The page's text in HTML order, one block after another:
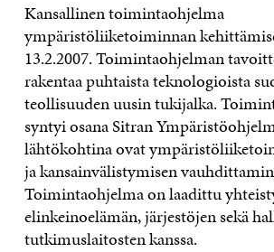
Kansallinen toimintaohjelma
ympäristöliiketoiminnan
13.2.2007. Toimintaohjelman
rakentaa puhtaista teknologioista
teollisuuden uusin tukijalka.
syntyi osana Sitran
lähtökohtina ovat
ja kansainvälistymisen
Toimintaohjelma on laadittu
elinkeinoelämän, järjestöjen sekä
tutkimuslaitosten kanssa.